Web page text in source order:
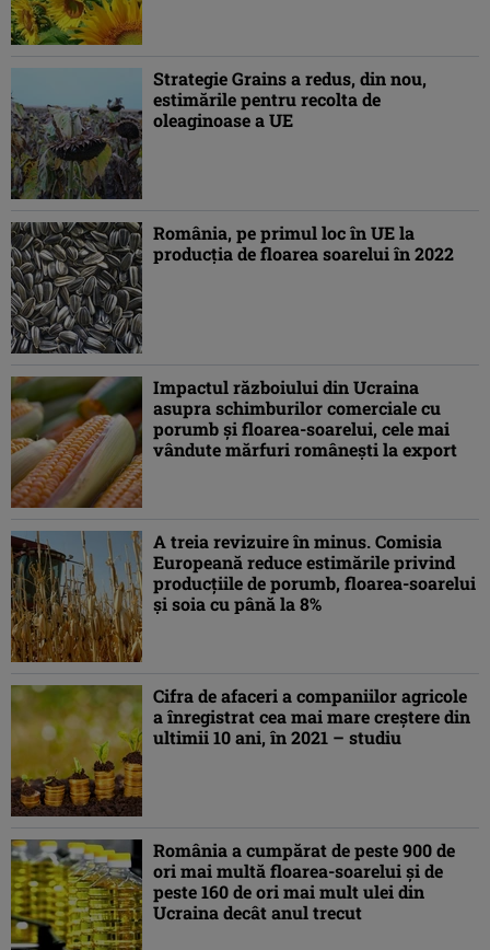
Strategie Grains a redus, din nou,
estimările pentru recolta de
oleaginoase a UE
România, pe primul loc în UE la
producţia de floarea soarelui în 2022
Impactul războiului din Ucraina
asupra schimburilor comerciale cu
porumb și floarea-soarelui, cele mai
vândute mărfuri românești la export
A treia revizuire în minus. Comisia
Europeană reduce estimările privind
producțiile de porumb, floarea-soarelui
și soia cu până la 8%
Cifra de afaceri a companiilor agricole
a înregistrat cea mai mare creştere din
ultimii 10 ani, în 2021 – studiu
România a cumpărat de peste 900 de
ori mai multă floarea-soarelui și de
peste 160 de ori mai mult ulei din
Ucraina decât anul trecut